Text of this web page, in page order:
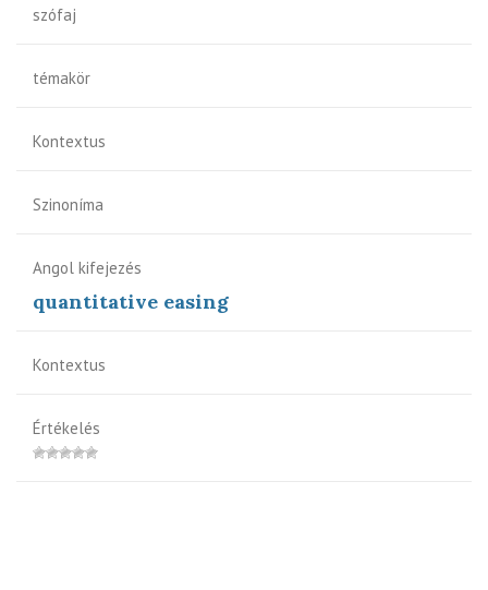
szófaj
témakör
Kontextus
Szinoníma
Angol kifejezés
quantitative easing
Kontextus
Értékelés